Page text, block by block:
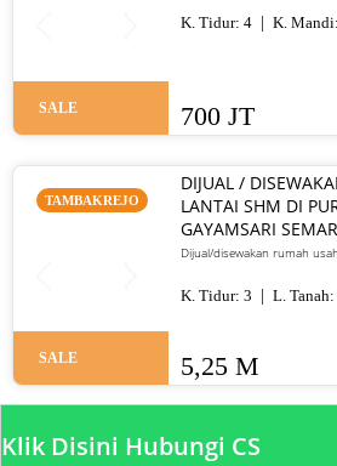
SALE
K. Tidur: 4 K. Mandi:
700 JT
TAMBAKREJO
SALE
DIJUAL /
LANTAI SHM DI
GAYAMSARI
Dijual/disewakan rumah
utama. Jual 5,25 M / sewa
K. Tidur: 3 L. Tanah:
5,25 M
Klik Disini Hubungi CS